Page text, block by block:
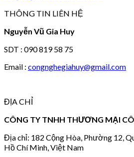
THÔNG TIN LIÊN HỆ
Nguyễn Vũ Gia Huy
SDT : 090 819 58 75
Email : congnghegiahuy@gmail.com
ĐỊA CHỈ
CÔNG TY TNHH THƯƠNG MẠI
Địa chỉ: 182 Cộng Hòa, Phường 12,
Hồ Chí Minh, Việt Nam